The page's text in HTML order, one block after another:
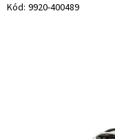
Kód: 9920-400489